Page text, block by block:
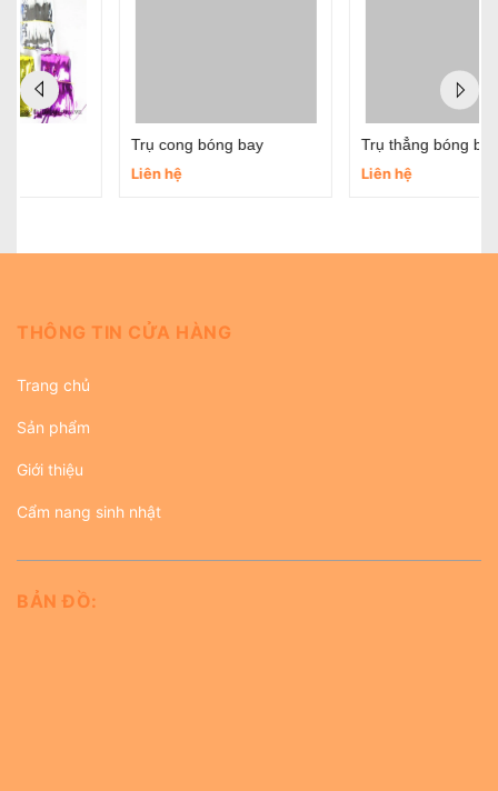
Trụ cong bóng bay
Trụ thẳng bóng bay - Que cắm bóng bay
THÔNG TIN CỬA HÀNG
Trang chủ
Sản phẩm
Giới thiệu
Cẩm nang sinh nhật
BẢN ĐỒ: